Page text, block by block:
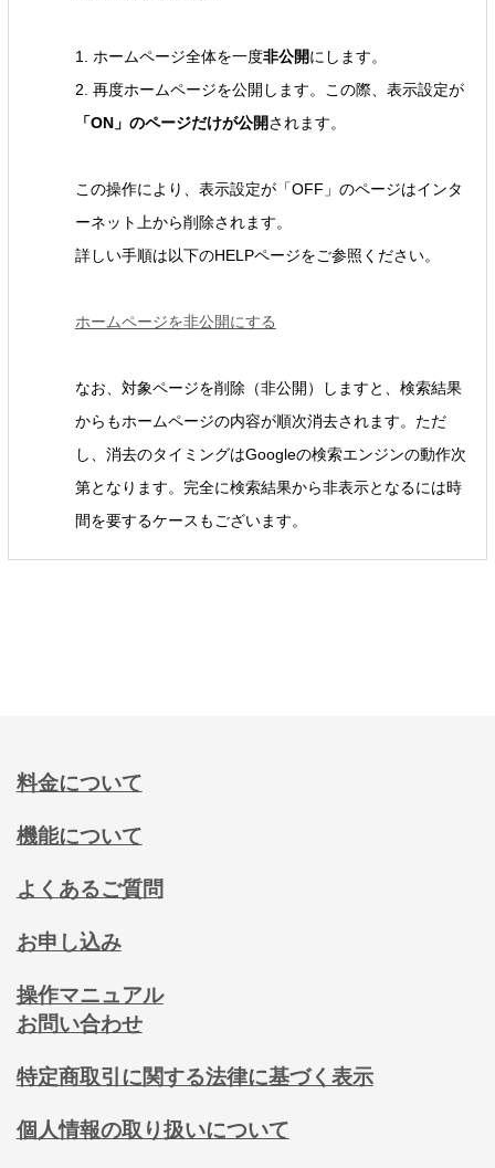
1. ホームページ全体を一度非公開にします。
2. 再度ホームページを公開します。この際、表示設定が
「ON」のページだけが公開されます。
この操作により、表示設定が「OFF」のページはインタ
ーネット上から削除されます。
詳しい手順は以下のHELPページをご参照ください。
ホームページを非公開にする
なお、対象ページを削除（非公開）しますと、検索結果
からもホームページの内容が順次消去されます。ただ
し、消去のタイミングはGoogleの検索エンジンの動作次
第となります。完全に検索結果から非表示となるには時
間を要するケースもございます。
料金について
機能について
よくあるご質問
お申し込み
操作マニュアル
お問い合わせ
特定商取引に関する法律に基づく表示
個人情報の取り扱いについて